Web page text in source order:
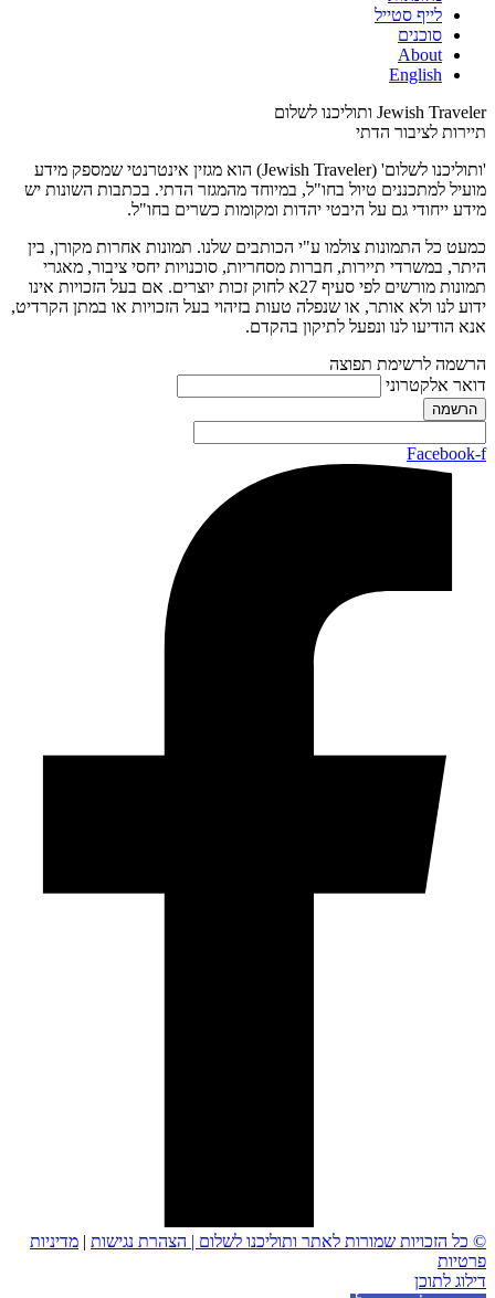
לייף סטייל
סוכנים
About
English
Jewish Traveler ותוליכנו לשלום
תיירות לציבור הדתי
'ותוליכנו לשלום' (Jewish Traveler) הוא מגזין אינטרנטי שמספק מידע
מועיל למתכננים טיול בחו"ל, במיוחד מהמגזר הדתי. בכתבות השונות יש
מידע ייחודי גם על היבטי יהדות ומקומות כשרים בחו"ל.
כמעט כל התמונות צולמו ע"י הכותבים שלנו. תמונות אחרות מקורן, בין
היתר, במשרדי תיירות, חברות מסחריות, סוכנויות יחסי ציבור, מאגרי
תמונות מורשים לפי סעיף 27א לחוק זכות יוצרים. אם בעל הזכויות אינו
ידוע לנו ולא אותר, או שנפלה טעות בזיהוי בעל הזכויות או במתן הקרדיט,
אנא הודיעו לנו ונפעל לתיקון בהקדם.
הרשמה לרשימת תפוצה
דואר אלקטרוני
Facebook-f
© כל הזכויות שמורות לאתר ותוליכנו לשלום | הצהרת נגישות | מדיניות
פרטיות
דילוג לתוכן